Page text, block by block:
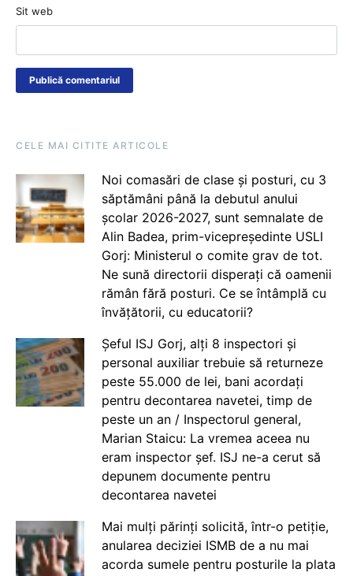
Sit web
CELE MAI CITITE ARTICOLE
Noi comasări de clase și posturi, cu 3
săptămâni până la debutul anului
școlar 2026-2027, sunt semnalate de
Alin Badea, prim-vicepreședinte USLI
Gorj: Ministerul o comite grav de tot.
Ne sună directorii disperați că oamenii
rămân fără posturi. Ce se întâmplă cu
învățătorii, cu educatorii?
Șeful ISJ Gorj, alți 8 inspectori și
personal auxiliar trebuie să returneze
peste 55.000 de lei, bani acordați
pentru decontarea navetei, timp de
peste un an / Inspectorul general,
Marian Staicu: La vremea aceea nu
eram inspector șef. ISJ ne-a cerut să
depunem documente pentru
decontarea navetei
Mai mulți părinți solicită, într-o petiție,
anularea deciziei ISMB de a nu mai
acorda sumele pentru posturile la plata